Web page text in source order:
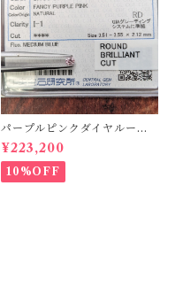
パープルピンクダイヤルース
【0.166ct】PRO204575
¥223,200
10%OFF